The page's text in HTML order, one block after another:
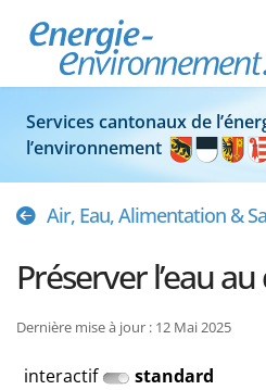
Services cantonaux de
l’environnement
Air, Eau, Alimentation &
Préserver l’eau
Dernière mise à jour : 12 Mai 2025
interactif standard